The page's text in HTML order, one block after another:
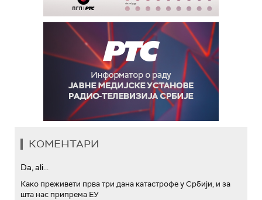
КОМЕНТАРИ
Da, ali...
Како преживети прва три дана катастрофе у Србији, и за
шта нас припрема ЕУ